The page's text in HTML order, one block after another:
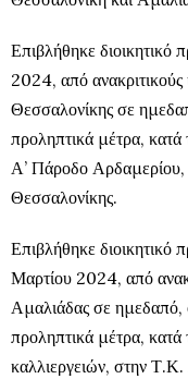
Επιβλήθηκε διοικητικό
2024, από
Θεσσαλονίκης σε
προληπτικά μέτρα, κατά
Α’ Πάροδο
Θεσσαλονίκης.
Επιβλήθηκε
Μαρτίου 2024, από
Αμαλιάδας σε ημεδαπό,
προληπτικά μέτρα, κατά
καλλιεργειών, στην